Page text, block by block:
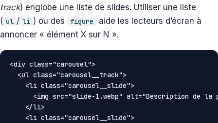
track) englobe une liste de slides. Utiliser une liste
( ul / li ) ou des figure
aide les lecteurs d’écran à
annoncer « élément X sur N ».
<div class="carousel">
  <ul class="carousel__track">
    <li class="carousel__slide">
<img src="slide-1.webp" alt="Description de la
    </li>
    <li class="carousel__slide">